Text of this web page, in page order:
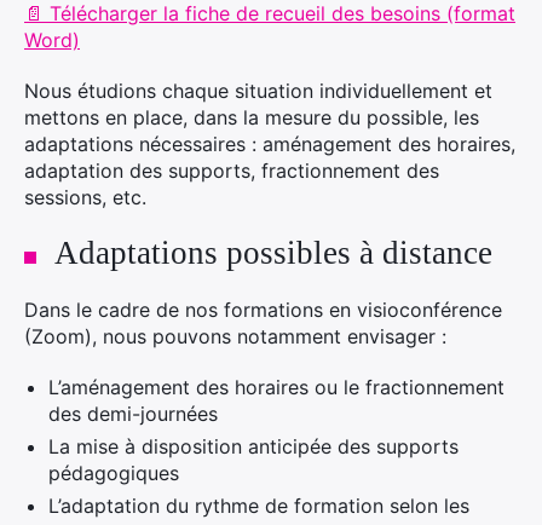
📄 Télécharger la fiche de recueil des besoins (format
Word)
Nous étudions chaque situation individuellement et
mettons en place, dans la mesure du possible, les
adaptations nécessaires : aménagement des horaires,
adaptation des supports, fractionnement des
sessions, etc.
Adaptations possibles à distance
Dans le cadre de nos formations en visioconférence
(Zoom), nous pouvons notamment envisager :
L’aménagement des horaires ou le fractionnement
des demi-journées
La mise à disposition anticipée des supports
pédagogiques
L’adaptation du rythme de formation selon les